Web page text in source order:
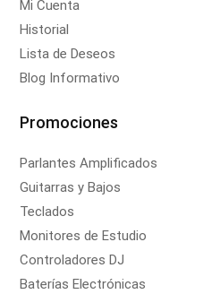
Mi Cuenta
Historial
Lista de Deseos
Blog Informativo
Promociones
Parlantes Amplificados
Guitarras y Bajos
Teclados
Monitores de Estudio
Controladores DJ
Baterías Electrónicas